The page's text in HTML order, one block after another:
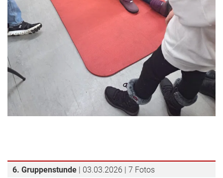
6. Gruppenstunde | 03.03.2026 | 7 Fotos